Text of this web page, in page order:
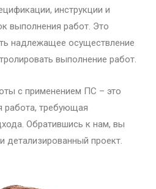
инструкции и
выполнения работ. Это
надлежащее осуществление
выполнение работ.
с применением ПС – это
работа, требующая
Обратившись к нам, вы
детализированный проект.